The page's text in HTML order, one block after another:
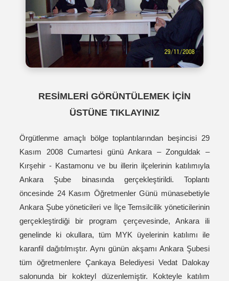
RESİMLERİ GÖRÜNTÜLEMEK İÇİN
ÜSTÜNE TIKLAYINIZ
Örgütlenme amaçlı bölge toplantılarından beşincisi 29
Kasım 2008 Cumartesi günü Ankara – Zonguldak –
Kırşehir - Kastamonu ve bu illerin ilçelerinin katılımıyla
Ankara Şube binasında gerçekleştirildi. Toplantı
öncesinde 24 Kasım Öğretmenler Günü münasebetiyle
Ankara Şube yöneticileri ve İlçe Temsilcilik yöneticilerinin
gerçekleştirdiği bir program çerçevesinde, Ankara ili
genelinde ki okullara, tüm MYK üyelerinin katılımı ile
karanfil dağıtılmıştır. Aynı günün akşamı Ankara Şubesi
tüm öğretmenlere Çankaya Belediyesi Vedat Dalokay
salonunda bir kokteyl düzenlemiştir. Kokteyle katılım